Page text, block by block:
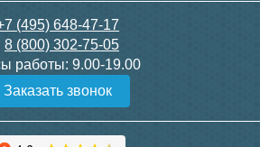
20-
Конвектор ITT.080.200.1000
с решеткой GRILL.SGW-20-
000
Подробнее
(495) 648-47-17
8 (800) 302-75-05
работы: 9.00-19.00
Заказать звонок